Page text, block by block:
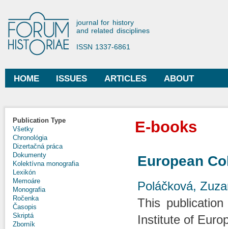
Forum Historiae
journal for history
and related disciplines
ISSN 1337-6861
Main menu
HOME ISSUES ARTICLES ABOUT
Publication Type
Všetky
Chronológia
Dizertačná práca
Dokumenty
Kolektívna monografia
Lexikón
Memoáre
Monografia
Ročenka
Časopis
Skriptá
Zborník
E-books
European
Poláčková,
This
Institute of